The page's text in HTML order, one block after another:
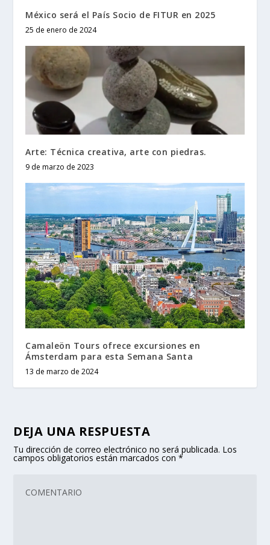
México será el País Socio de FITUR en 2025
25 de enero de 2024
Arte: Técnica creativa, arte con piedras.
9 de marzo de 2023
Camaleön Tours ofrece excursiones en
Ámsterdam para esta Semana Santa
13 de marzo de 2024
DEJA UNA RESPUESTA
Tu dirección de correo electrónico no será publicada. Los
campos obligatorios están marcados con*